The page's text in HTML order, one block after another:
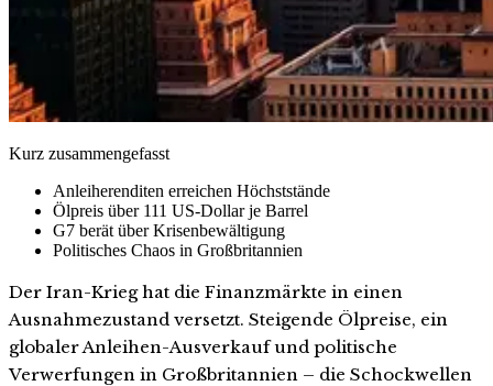
Kurz zusammengefasst
Anleiherenditen erreichen Höchststände
Ölpreis über 111 US-Dollar je Barrel
G7 berät über Krisenbewältigung
Politisches Chaos in Großbritannien
Der Iran-Krieg hat die Finanzmärkte in einen
Ausnahmezustand versetzt. Steigende Ölpreise, ein
globaler Anleihen-Ausverkauf und politische
Verwerfungen in Großbritannien – die Schockwellen